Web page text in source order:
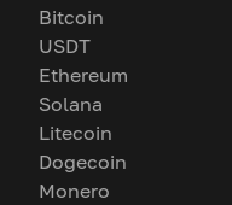
Bitcoin
USDT
Ethereum
Solana
Litecoin
Dogecoin
Monero